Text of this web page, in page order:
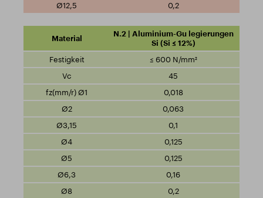
0,2
N.2 | Aluminium-Gu legierungen
Si (Si ≤ 12%)
≤ 600 N/mm²
45
0,018
0,063
0,1
0,125
0,125
0,16
0,2